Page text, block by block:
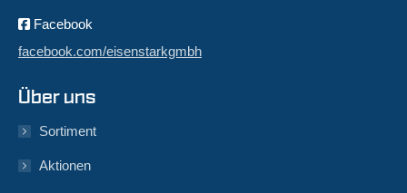
Facebook
facebook.com/eisenstarkgmbh
Über uns
Sortiment
Aktionen